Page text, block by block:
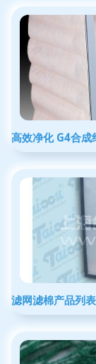
高效净化 G4合成
滤网滤棉产品列